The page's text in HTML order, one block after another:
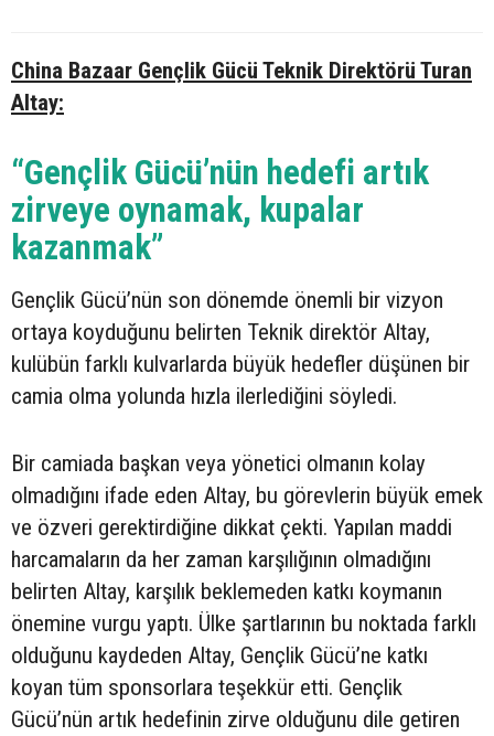
China Bazaar Gençlik Gücü Teknik Direktörü Turan
Altay:
“Gençlik Gücü’nün hedefi artık
zirveye oynamak, kupalar
kazanmak”
Gençlik Gücü’nün son dönemde önemli bir vizyon
ortaya koyduğunu belirten Teknik direktör Altay,
kulübün farklı kulvarlarda büyük hedefler düşünen bir
camia olma yolunda hızla ilerlediğini söyledi.
Bir camiada başkan veya yönetici olmanın kolay
olmadığını ifade eden Altay, bu görevlerin büyük emek
ve özveri gerektirdiğine dikkat çekti. Yapılan maddi
harcamaların da her zaman karşılığının olmadığını
belirten Altay, karşılık beklemeden katkı koymanın
önemine vurgu yaptı. Ülke şartlarının bu noktada farklı
olduğunu kaydeden Altay, Gençlik Gücü’ne katkı
koyan tüm sponsorlara teşekkür etti. Gençlik
Gücü’nün artık hedefinin zirve olduğunu dile getiren